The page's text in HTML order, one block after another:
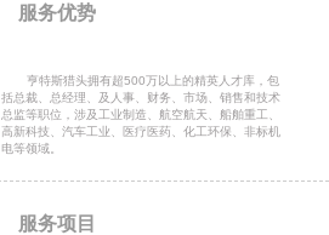
服务优势
亨特斯猎头拥有超500万以上的精英人才库，包
括总裁、总经理、及人事、财务、市场、销售和技术
总监等职位，涉及工业制造、航空航天、船舶重工、
高新科技、汽车工业、医疗医药、化工环保、非标机
电等领域。
服务项目